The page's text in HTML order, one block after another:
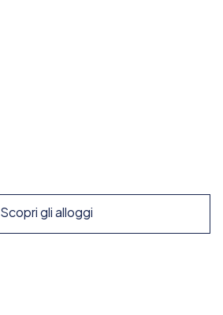
Scopri gli alloggi